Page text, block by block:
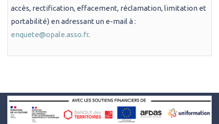
accès, rectification, effacement, réclamation, limitation et
portabilité) en adressant un e-mail à :
enquete@opale.asso.fr.